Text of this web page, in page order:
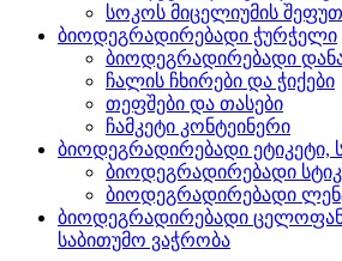
სოკოს მიცელიუმის
ბიოდეგრადირებადი ჭურჭელი
ბიოდეგრადირებადი
ჩალის ჩხირები და ჭიქები
თეფშები და თასები
ჩამკეტი კონტეინერი
ბიოდეგრადირებადი ეტიკეტი,
ბიოდეგრადირებადი
ბიოდეგრადირებადი
ბიოდეგრადირებადი
საბითუმო ვაჭრობა